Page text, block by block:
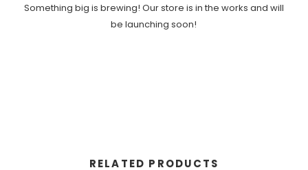
Something big is brewing! Our store is in the works and will
be launching soon!
RELATED PRODUCTS